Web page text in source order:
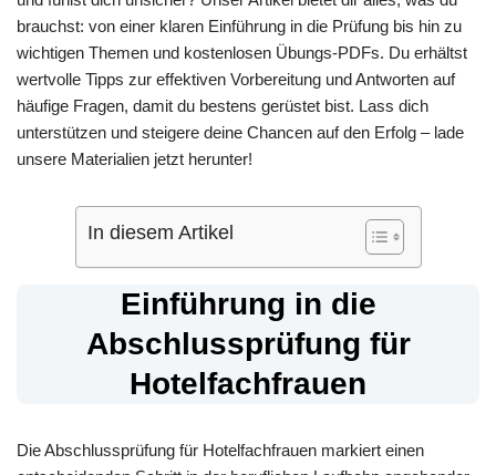
brauchst: von einer klaren Einführung in die Prüfung bis hin zu
wichtigen Themen und kostenlosen Übungs-PDFs. Du erhältst
wertvolle Tipps zur effektiven Vorbereitung und Antworten auf
häufige Fragen, damit du bestens gerüstet bist. Lass dich
unterstützen und steigere deine Chancen auf den Erfolg – lade
unsere Materialien jetzt herunter!
In diesem Artikel
Einführung in die
Abschlussprüfung für
Hotelfachfrauen
Die Abschlussprüfung für Hotelfachfrauen markiert einen